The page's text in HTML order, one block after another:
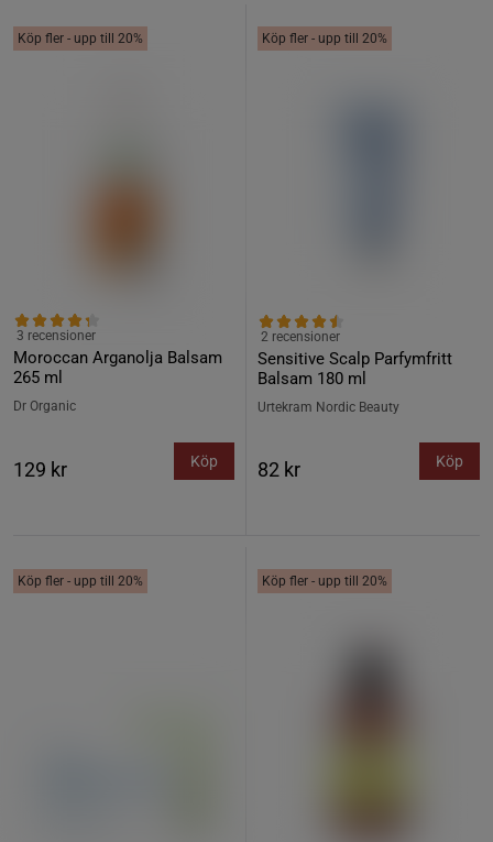
Köp fler - upp till 20%
Moroccan Arganolja Balsam
265 ml
3 recensioner
Dr Organic
129 kr Köp
Köp fler - upp till 20%
Sensitive Scalp Parfymfritt
Balsam 180 ml
2 recensioner
Urtekram Nordic Beauty
82 kr Köp
Köp fler - upp till 20% Köp fler - upp till 20%